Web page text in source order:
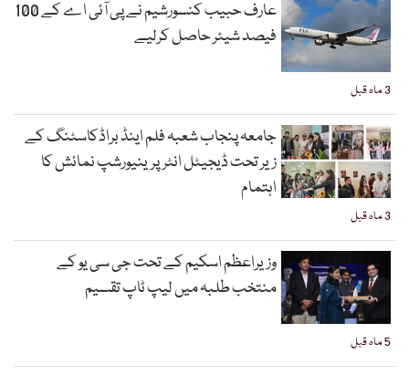
3 ماہ قبل
عارف حبیب کنسورشیم نے پی آئی اے کے 100
فیصد شیئر حاصل کرلیے
3 ماہ قبل
جامعہ پنجاب شعبہ فلم اینڈ براڈکاسٹنگ کے
زیر تحت ڈیجیٹل انٹرپرینیورشپ نمائش کا
اہتمام
5 ماہ قبل
وزیراعظم اسکیم کے تحت جی سی یو کے
منتخب طلبہ میں لیپ ٹاپ تقسیم